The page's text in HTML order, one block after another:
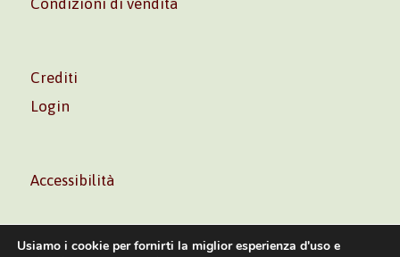
Condizioni di vendita
Crediti
Login
Accessibilità
Usiamo i cookie per fornirti la miglior esperienza d'uso e